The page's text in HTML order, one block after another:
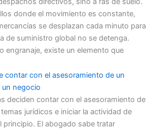
donde el movimiento es constante,
se desplazan cada minuto para
de suministro global no se detenga.
engranaje, existe un elemento que
contar con el asesoramiento de un
negocio
deciden contar con el asesoramiento de
jurídicos e iniciar la actividad de
principio. El abogado sabe tratar